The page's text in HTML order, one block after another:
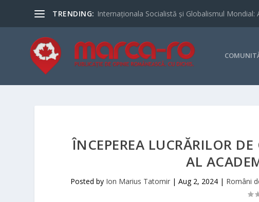
TRENDING: Internaționala Socialistă și Globalismul Mondial:
ÎNCEPEREA LUCRĂRILOR
AL
Posted by Ion Marius Tatomir| Aug 2, 2024| Români